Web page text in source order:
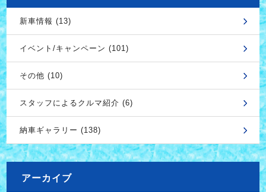
新車情報 (13)
イベント/キャンペーン (101)
その他 (10)
スタッフによるクルマ紹介 (6)
納車ギャラリー (138)
アーカイブ